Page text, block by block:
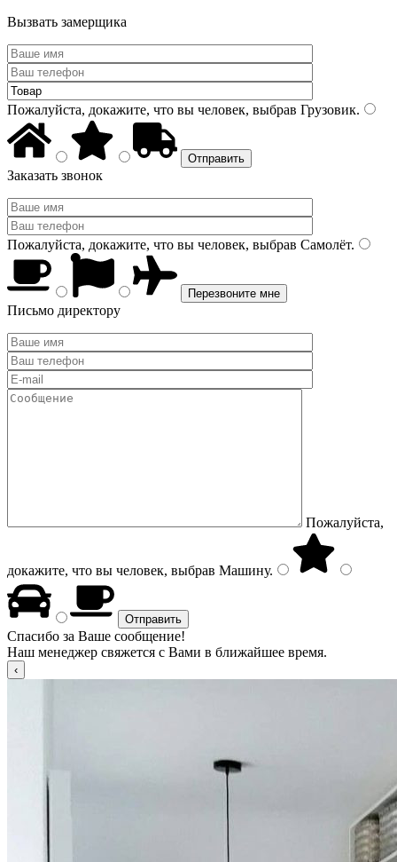
Вызвать замерщика
Пожалуйста, докажите, что вы человек, выбрав Грузовик.
Заказать звонок
Пожалуйста, докажите, что вы человек, выбрав Самолёт.
Письмо директору
Пожалуйста,
докажите, что вы человек, выбрав Машину.
Спасибо за Ваше сообщение!
Наш менеджер свяжется с Вами в ближайшее время.